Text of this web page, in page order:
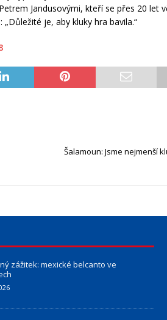
Jandusovými, kteří se přes 20 let
je, aby kluky hra bavila.“
Šalamoun: Jsme nejmenší
zážitek: mexické belcanto ve